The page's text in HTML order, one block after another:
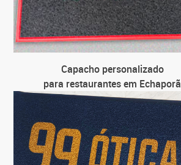
Capacho personalizado
para restaurantes em Echaporã